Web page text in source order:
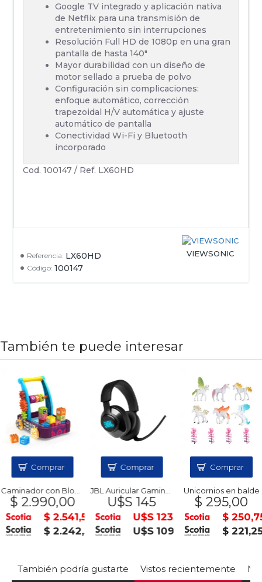
Referencia: LX60HD
Código: 100147
VIEWSONIC
Google TV integrado y aplicación nativa
de Netflix para una transmisión de
entretenimiento sin interrupciones
Resolución Full HD de 1080p en una gran
pantalla de hasta 140"
Mayor durabilidad con un diseño de
motor sellado a prueba de polvo​
Configuración sin complicaciones:
enfoque automático, corrección
trapezoidal H/V automática y ajuste
automático de pantalla​
Conectividad Wi-Fi y Bluetooth
incorporado
Cod. 100147 / Ref. LX60HD
También te puede interesar
Caminador con Bloques
$ 2.990,00
$ 2.541,50
$ 2.242,50
Comprar
JBL Auricular Gaming Q400
U$S 145
U$S 123
U$S 109
Comprar
Unicornios en balde
$ 295,00
$
$ 221,25
Comprar
También podría gustarte Vistos recientemente